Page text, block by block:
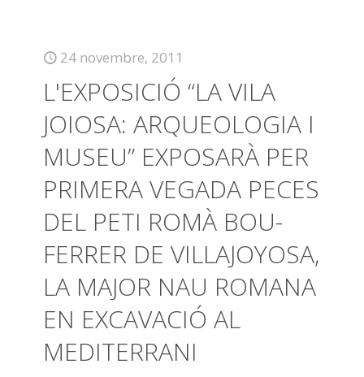
24 novembre, 2011
L'EXPOSICIÓ “LA VILA
JOIOSA: ARQUEOLOGIA I
MUSEU” EXPOSARÀ PER
PRIMERA VEGADA PECES
DEL PETI ROMÀ BOU-
FERRER DE VILLAJOYOSA,
LA MAJOR NAU ROMANA
EN EXCAVACIÓ AL
MEDITERRANI